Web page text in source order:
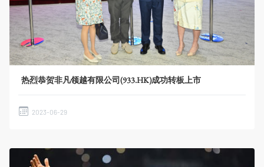
热烈恭贺非凡领越有限公司(933.HK)成功转板上市
2023-06-29